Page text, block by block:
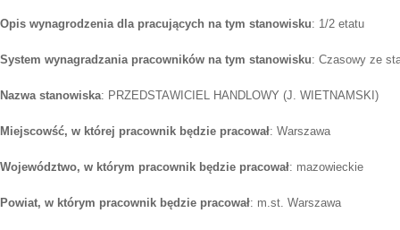
Opis wynagrodzenia dla pracujących na tym stanowisku: 1/2 etatu
System wynagradzania pracowników na tym stanowisku: Czasowy ze
Nazwa stanowiska: PRZEDSTAWICIEL HANDLOWY (J. WIETNAMSKI)
Miejscowść, w której pracownik będzie pracował: Warszawa
Województwo, w którym pracownik będzie pracował: mazowieckie
Powiat, w którym pracownik będzie pracował: m.st. Warszawa